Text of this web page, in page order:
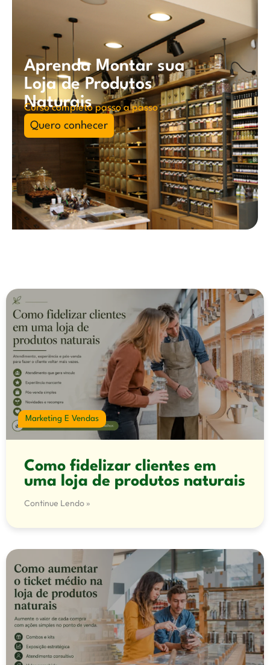
Aprenda Montar sua
Loja de Produtos
Naturais
Curso completo passo a passo
Quero conhecer
Marketing E Vendas
Como fidelizar clientes em
uma loja de produtos naturais
Continue Lendo »